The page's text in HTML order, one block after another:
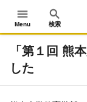
menu
Menu
search
検索
「第１回 熊
した